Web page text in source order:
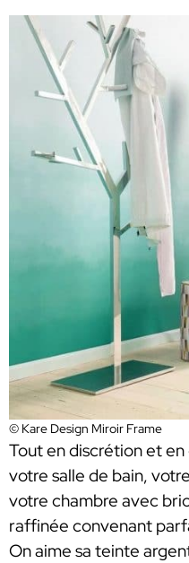
© Kare Design Miroir Frame
Tout en discrétion et
votre salle de bain,
votre chambre avec
raffinée convenant
On aime sa teinte